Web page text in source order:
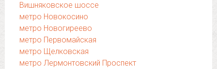
Вишняковское шоссе
метро Новокосино
метро Новогиреево
метро Первомайская
метро Щелковская
метро Лермонтовский Проспект